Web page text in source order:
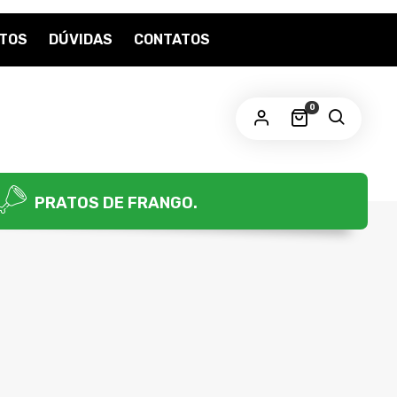
DÚVIDAS CONTATOS
0
dados pessoais serão usados para aprimorar a sua
de privacidade
PRATOS DE FRANGO.